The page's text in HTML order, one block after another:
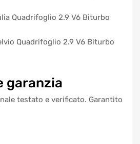
Quadrifoglio 2.9 V6 Biturbo
Quadrifoglio 2.9 V6 Biturbo
garanzia
testato e verificato. Garantito